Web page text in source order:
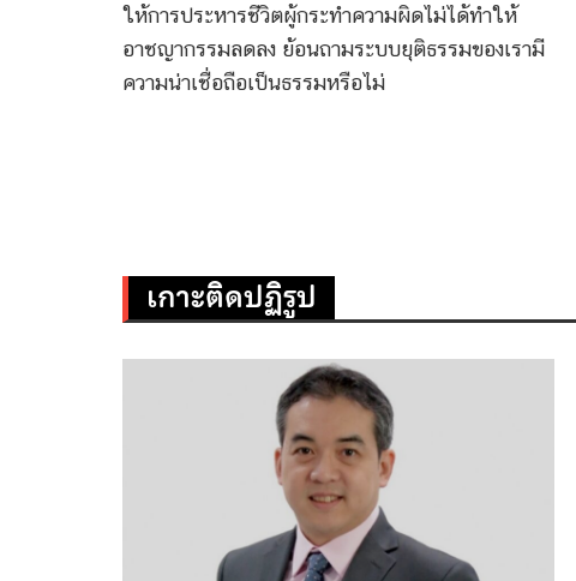
ให้การประหารชีวิตผู้กระทำความผิดไม่ได้ทำให้
อาชญากรรมลดลง ย้อนถามระบบยุติธรรมของเรามี
ความน่าเชื่อถือเป็นธรรมหรือไม่
เกาะติดปฏิรูป